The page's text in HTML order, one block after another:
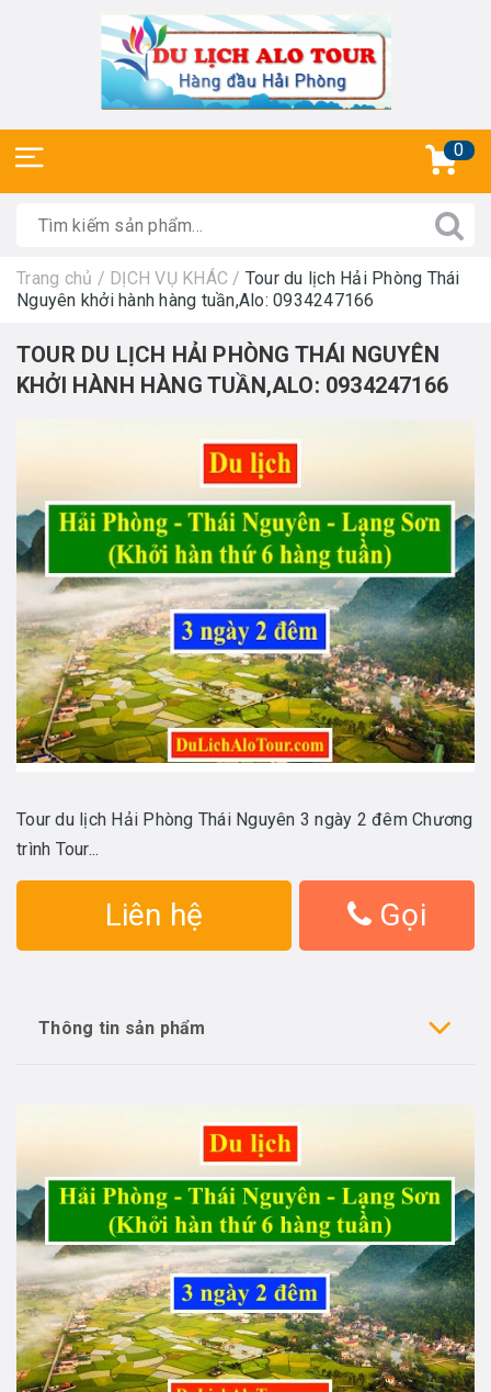
0
Trang chủ / DỊCH VỤ KHÁC / Tour du lịch Hải Phòng Thái
Nguyên khởi hành hàng tuần,Alo: 0934247166
TOUR DU LỊCH HẢI PHÒNG THÁI NGUYÊN
KHỞI HÀNH HÀNG TUẦN,ALO: 0934247166
Tour du lịch Hải Phòng Thái Nguyên 3 ngày 2 đêm Chương
trình Tour...
Liên hệ Gọi
Thông tin sản phẩm